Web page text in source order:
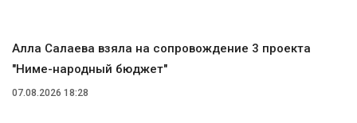
Алла Салаева взяла на сопровождение 3 проекта
"Ниме-народный бюджет"
07.08.2026 18:28